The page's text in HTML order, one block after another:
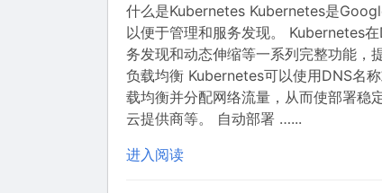
什么是Kubernetes Kubernetes是
以便于管理和服务发现。 Kubernetes
务发现和动态伸缩等一系列完整功能，
负载均衡 Kubernetes可以使用DNS名
载均衡并分配网络流量，从而使部署稳
云提供商等。 自动部署 …...
进入阅读